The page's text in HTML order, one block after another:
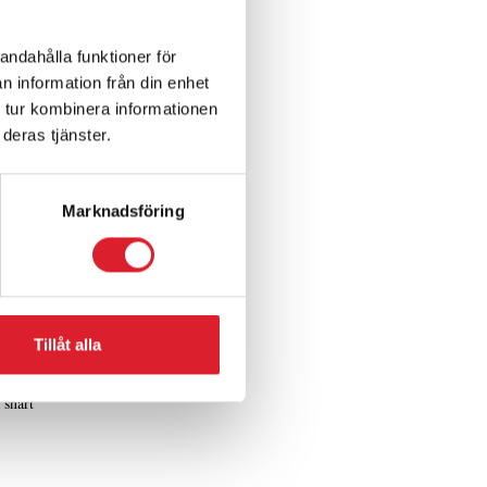
funktioner för
information från din enhet
kombinera informationen
tjänster.
Marknadsföring
Tillåt alla
oss
men